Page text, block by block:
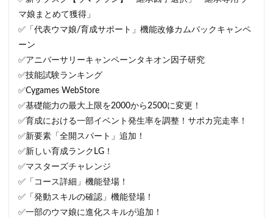
マ娘まとめて獲得」
✅「代表ウマ娘/育成サポート」機能改修カムバックキャンペ
ーン
✅アニバーサリーキャンペーンタキオン因子研究
✅技能試験ランキング
✅Cygames WebStore
✅基礎能力の最大上限を2000から2500に変更！
✅育成における一部イベント発生率を調整！サポカ完走率！
✅新要素「全開スパート」追加！
✅新しい育成ランクLG！
✅マスターズチャレンジ
✅「コース詳細」機能登場！
✅「発動スキルの確認」機能登場！
✅一部のウマ娘に進化スキルが追加！